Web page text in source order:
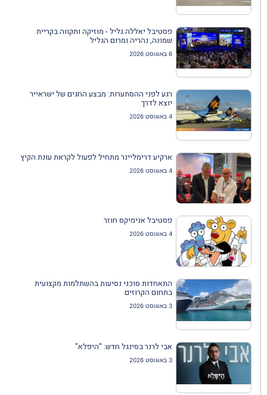
פסטיבל יאללה גליל - מוזיקה ותקווה בקריית
שמונה, נהריה ומרום הגליל
6 באוגוסט 2026
רגע לפני ההסתערות: מבצע החגים של ישראייר
יוצא לדרך
4 באוגוסט 2026
ארקיע דרימליינר מתחיל לפעול לקראת עונת הקיץ
4 באוגוסט 2026
פסטיבל אנימיקס חוזר
4 באוגוסט 2026
התאחדות סוכני נסיעות בהשתלמות מקצועית
בתחום הקרוזים
3 באוגוסט 2026
אבי לרנר בסינגל חדש: "היפלא"
3 באוגוסט 2026